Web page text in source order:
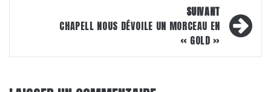
SUIVANT
CHAPELL NOUS DÉVOILE UN MORCEAU EN
« GOLD »